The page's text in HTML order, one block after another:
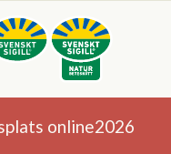
online2026